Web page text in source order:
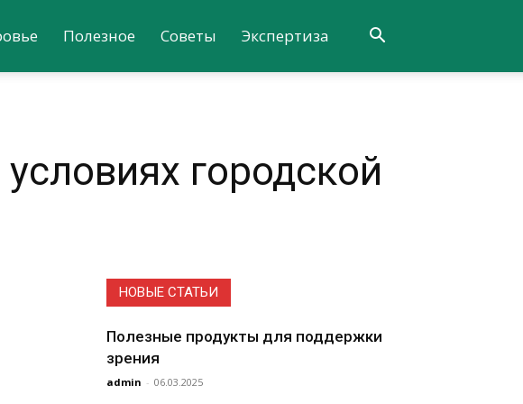
Полезное Советы Экспертиза
городской
НОВЫЕ СТАТЬИ
Полезные продукты для поддержки
зрения
admin - 06.03.2025